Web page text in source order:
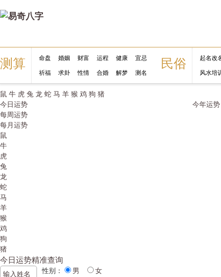
测算 命盘 婚姻 财富 运程 健康 宜忌
祈福 求卦 性情 合婚 解梦 测名
民俗 起名改
风水培
鼠 牛 虎 兔 龙 蛇 马 羊 猴 鸡 狗 猪
今日运势
每周运势
每月运势
今年运势
鼠
牛
虎
兔
龙
蛇
马
羊
猴
鸡
狗
猪
今日运势精准查询
性别： 男 女